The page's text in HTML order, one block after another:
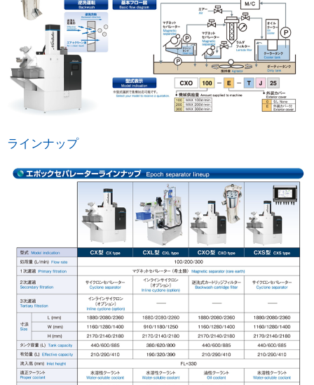
ラインナップ